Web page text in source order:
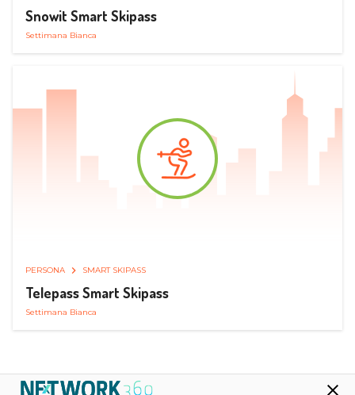
Snowit Smart Skipass
Settimana Bianca
PERSONA SMART SKIPASS
Telepass Smart Skipass
Settimana Bianca